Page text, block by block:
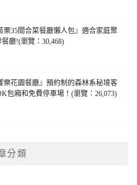
栗35間合菜餐廳懶人包』適合家庭聚
廳!(瀏覽：30,468)
樂花園餐廳』預約制的森林系秘境客
包廂和免費停車場！(瀏覽：26,073)
分類